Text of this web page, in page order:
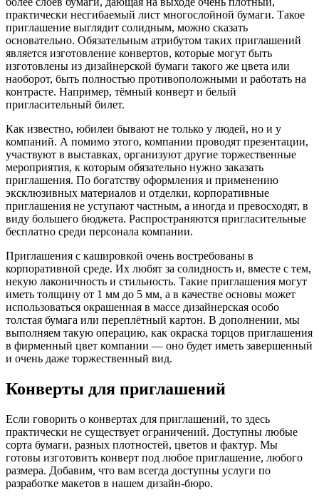
практически несгибаемый лист многослойной бумаги. Такое
приглашение выглядит солидным, можно сказать
основательно. Обязательным атрибутом таких приглашений
является изготовление конвертов, которые могут быть
изготовлены из дизайнерской бумаги такого же цвета или
наоборот, быть полностью противоположными и работать на
контрасте. Например, тёмный конверт и белый
пригласительный билет.
Как известно, юбилеи бывают не только у людей, но и у
компаний. А помимо этого, компании проводят презентации,
участвуют в выставках, организуют другие торжественные
мероприятия, к которым обязательно нужно заказать
приглашения. По богатству оформления и применению
эксклюзивных материалов и отделки, корпоративные
приглашения не уступают частным, а иногда и превосходят, в
виду большего бюджета. Распространяются пригласительные
бесплатно среди персонала компании.
Приглашения с кашировкой очень востребованы в
корпоративной среде. Их любят за солидность и, вместе с тем,
некую лаконичность и стильность. Такие приглашения могут
иметь толщину от 1 мм до 5 мм, а в качестве основы может
использоваться окрашенная в массе дизайнерская особо
толстая бумага или переплётный картон. В дополнении, мы
выполняем такую операцию, как окраска торцов приглашения
в фирменный цвет компании — оно будет иметь завершенный
и очень даже торжественный вид.
Конверты для приглашений
Если говорить о конвертах для приглашений, то здесь
практически не существует ограничений. Доступны любые
сорта бумаги, разных плотностей, цветов и фактур. Мы
готовы изготовить конверт под любое приглашение, любого
размера. Добавим, что вам всегда доступны услуги по
разработке макетов в нашем дизайн-бюро.